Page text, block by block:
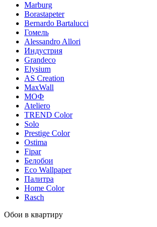
Marburg
Borastapeter
Bernardo Bartalucci
Гомель
Alessandro Allori
Индустрия
Grandeco
Elysium
AS Creation
MaxWall
МОФ
Ateliero
TREND Color
Solo
Prestige Color
Ostima
Fipar
Белобои
Eco Wallpaper
Палитра
Home Color
Rasch
Обои в квартиру